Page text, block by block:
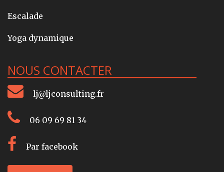
Escalade
Yoga dynamique
NOUS CONTACTER
lj@ljconsulting.fr
06 09 69 81 34
Par facebook